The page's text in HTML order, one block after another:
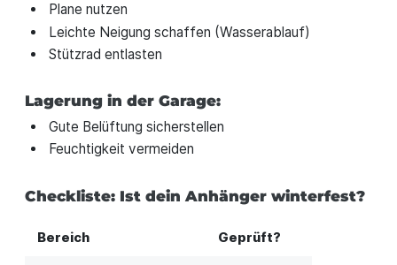
Plane nutzen
Leichte Neigung schaffen (Wasserablauf)
Stützrad entlasten
Lagerung in der Garage:
Gute Belüftung sicherstellen
Feuchtigkeit vermeiden
Checkliste: Ist dein Anhänger winterfest?
Bereich Geprüft?